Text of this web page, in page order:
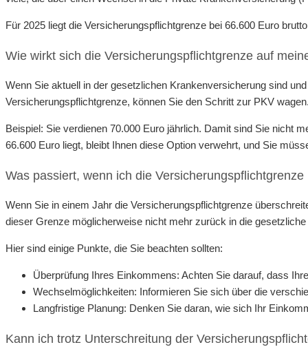
Für 2025 liegt die Versicherungspflichtgrenze bei 66.600 Euro
Wie wirkt sich die Versicherungspflichtgrenze auf
Wenn Sie aktuell in der gesetzlichen Krankenversicherung sind
Versicherungspflichtgrenze, können Sie den Schritt zur PKV
Beispiel: Sie verdienen 70.000 Euro jährlich. Damit sind Sie nicht
66.600 Euro liegt, bleibt Ihnen diese Option verwehrt, und Sie
Was passiert, wenn ich die
Wenn Sie in einem Jahr die Versicherungspflichtgrenze
dieser Grenze möglicherweise nicht mehr zurück in die
Hier sind einige Punkte, die Sie beachten sollten:
Überprüfung Ihres Einkommens: Achten Sie darauf, dass
Wechselmöglichkeiten: Informieren Sie sich über die
Langfristige Planung: Denken Sie daran, wie sich Ihr
Kann ich trotz Unterschreitung der